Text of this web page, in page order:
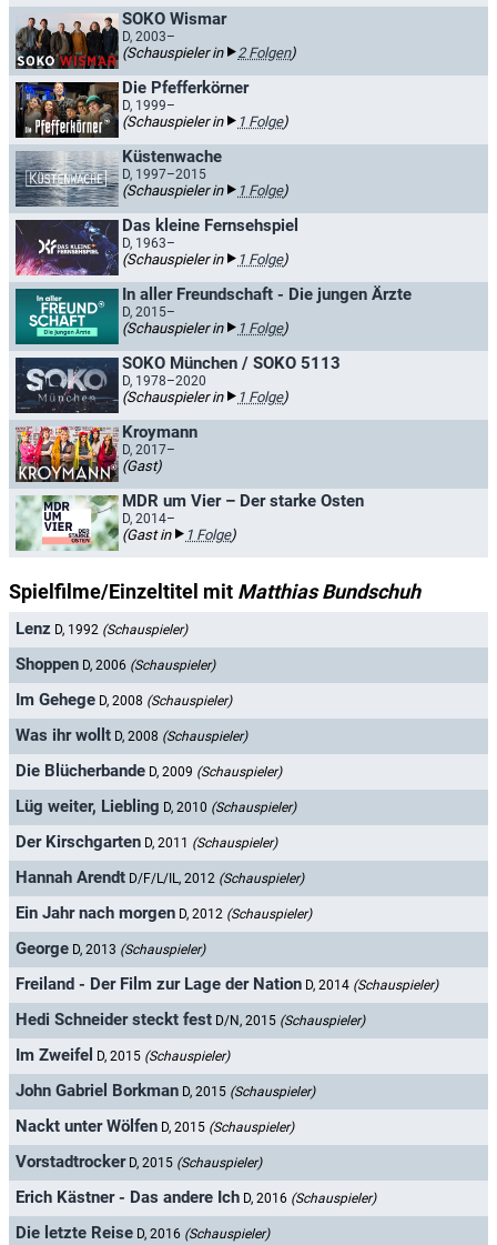
SOKO Wismar
D, 2003–
(Schauspieler in 2 Folgen)
Die Pfefferkörner
D, 1999–
(Schauspieler in 1 Folge)
Küstenwache
D, 1997–2015
(Schauspieler in 1 Folge)
Das kleine Fernsehspiel
D, 1963–
(Schauspieler in 1 Folge)
In aller Freundschaft - Die jungen Ärzte
D, 2015–
(Schauspieler in 1 Folge)
SOKO München / SOKO 5113
D, 1978–2020
(Schauspieler in 1 Folge)
Kroymann
D, 2017–
(Gast)
MDR um Vier – Der starke Osten
D, 2014–
(Gast in 1 Folge)
Spielfilme/Einzeltitel mit Matthias Bundschuh
Lenz D, 1992 (Schauspieler)
Shoppen D, 2006 (Schauspieler)
Im Gehege D, 2008 (Schauspieler)
Was ihr wollt D, 2008 (Schauspieler)
Die Blücherbande D, 2009 (Schauspieler)
Lüg weiter, Liebling D, 2010 (Schauspieler)
Der Kirschgarten D, 2011 (Schauspieler)
Hannah Arendt D/F/L/IL, 2012 (Schauspieler)
Ein Jahr nach morgen D, 2012 (Schauspieler)
George D, 2013 (Schauspieler)
Freiland - Der Film zur Lage der Nation D, 2014 (Schauspieler)
Hedi Schneider steckt fest D/N, 2015 (Schauspieler)
Im Zweifel D, 2015 (Schauspieler)
John Gabriel Borkman D, 2015 (Schauspieler)
Nackt unter Wölfen D, 2015 (Schauspieler)
Vorstadtrocker D, 2015 (Schauspieler)
Erich Kästner - Das andere Ich D, 2016 (Schauspieler)
Die letzte Reise D, 2016 (Schauspieler)